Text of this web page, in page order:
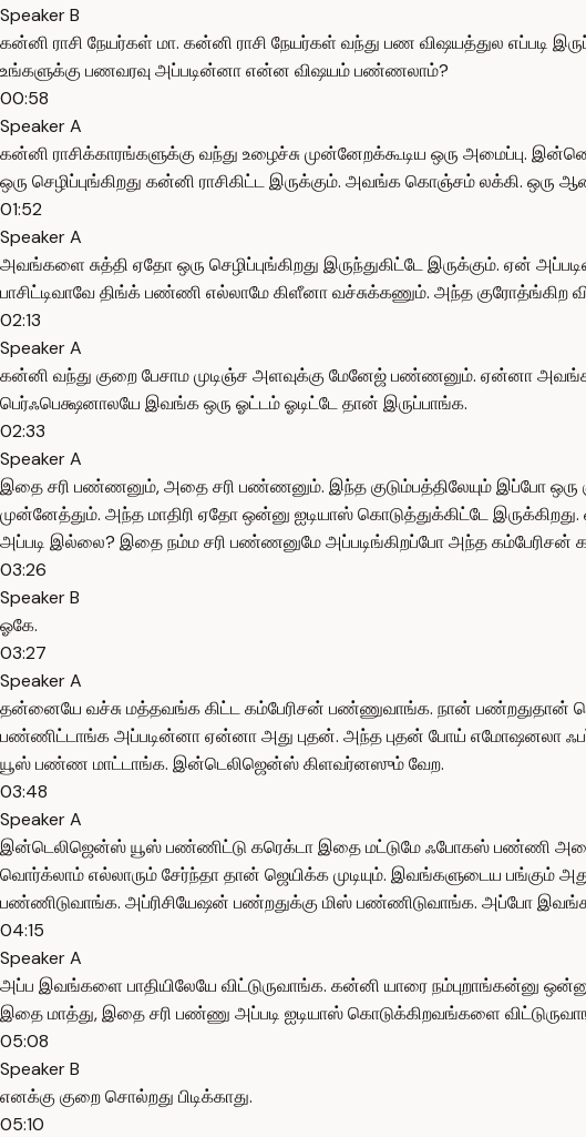
Speaker B
கன்னி ராசி நேயர்கள் மா. கன்னி ராசி நேயர்கள் வந்து பண விஷயத்துல
உங்களுக்கு பணவரவு அப்படின்னா என்ன விஷயம் பண்ணலாம்?
00:58
Speaker A
கன்னி ராசிக்காரங்களுக்கு வந்து உழைச்சு முன்னேறக்கூடிய ஒரு அமைப்பு.
ஒரு செழிப்புங்கிறது கன்னி ராசிகிட்ட இருக்கும். அவங்க கொஞ்சம் லக்கி.
01:52
Speaker A
அவங்களை சுத்தி ஏதோ ஒரு செழிப்புங்கிறது இருந்துகிட்டே இருக்கும். ஏன்
பாசிட்டிவாவே திங்க் பண்ணி எல்லாமே கிளீனா வச்சுக்கணும். அந்த
02:13
Speaker A
கன்னி வந்து குறை பேசாம முடிஞ்ச அளவுக்கு மேனேஜ் பண்ணனும். ஏன்னா
பெர்ஃபெக்ஷனாலயே இவங்க ஒரு ஓட்டம் ஓடிட்டே தான் இருப்பாங்க.
02:33
Speaker A
இதை சரி பண்ணனும், அதை சரி பண்ணனும். இந்த குடும்பத்திலேயும் இப்போ ஒரு
முன்னேத்தும். அந்த மாதிரி ஏதோ ஒன்னு ஐடியாஸ் கொடுத்துக்கிட்டே
அப்படி இல்லை? இதை நம்ம சரி பண்ணனுமே அப்படிங்கிறப்போ அந்த
03:26
Speaker B
ஓகே.
03:27
Speaker A
தன்னையே வச்சு மத்தவங்க கிட்ட கம்பேரிசன் பண்ணுவாங்க. நான்
பண்ணிட்டாங்க அப்படின்னா ஏன்னா அது புதன். அந்த புதன் போய் எமோஷனலா
யூஸ் பண்ண மாட்டாங்க. இன்டெலிஜென்ஸ் கிளவர்னஸும் வேற.
03:48
Speaker A
இன்டெலிஜென்ஸ் யூஸ் பண்ணிட்டு கரெக்டா இதை மட்டுமே ஃபோகஸ் பண்ணி அதை
வொர்க்லாம் எல்லாரும் சேர்ந்தா தான் ஜெயிக்க முடியும். இவங்களுடைய
பண்ணிடுவாங்க. அப்ரிசியேஷன் பண்றதுக்கு மிஸ் பண்ணிடுவாங்க. அப்போ
04:15
Speaker A
அப்ப இவங்களை பாதியிலேயே விட்டுருவாங்க. கன்னி யாரை நம்புறாங்கன்னு
இதை மாத்து, இதை சரி பண்ணு அப்படி ஐடியாஸ் கொடுக்கிறவங்களை
05:08
Speaker B
எனக்கு குறை சொல்றது பிடிக்காது.
05:10